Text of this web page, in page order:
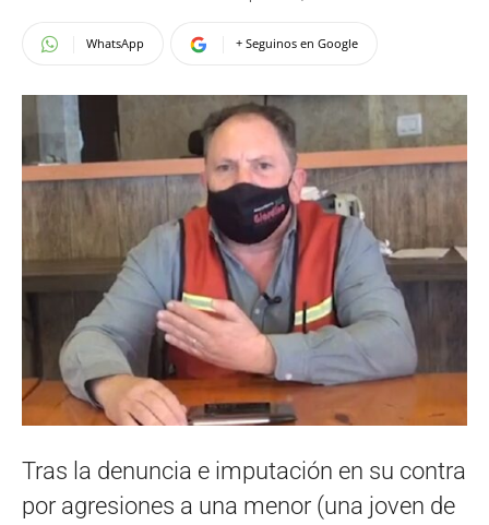
WhatsApp + Seguinos en Google
Tras la denuncia e imputación en su contra
por agresiones a una menor (una joven de